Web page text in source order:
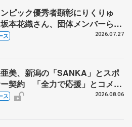
ピック優秀者顕彰にりくりゅ
坂本花織さん、団体メンバーら
に文科省が表彰式、ブルーノ・
ス 2026.07.27
美、新潟の「SANKA」とスポ
契約 「全力で応援」とコメン
ス 2026.08.06